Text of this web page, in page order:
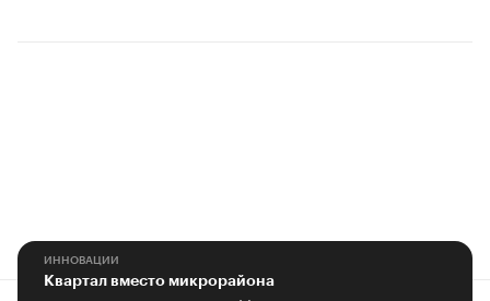
ИННОВАЦИИ
Квартал вместо микрорайона